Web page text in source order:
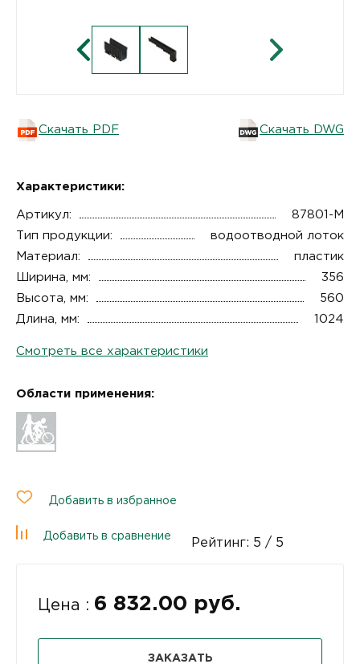
Скачать PDF Скачать DWG
Характеристики:
Артикул:
87801-М
Тип продукции:
водоотводной лоток
Материал:
пластик
Ширина, мм:
356
Высота, мм:
560
Длина, мм:
1024
Смотреть все характеристики
Области применения:
Добавить в избранное
Добавить в сравнение
Рейтинг: 5 / 5
Цена : 6 832.00 руб.
ЗАКАЗАТЬ